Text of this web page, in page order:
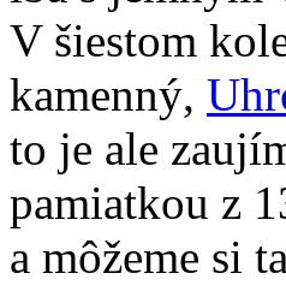
V šiestom
kamenný,
to je ale
pamiatkou z
a môžeme si